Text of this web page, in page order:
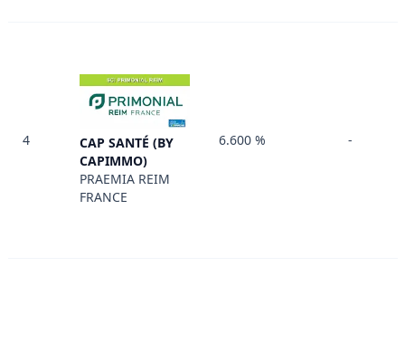
4
CAP SANTÉ (BY
CAPIMMO)
PRAEMIA REIM
FRANCE
6.600 % -